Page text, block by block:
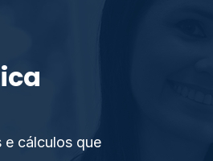
e cálculos que